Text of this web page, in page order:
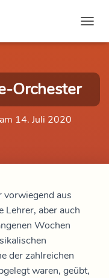
Orchester
am 14. Juli 2020
vorwiegend aus
Lehrer, aber auch
Wochen
der zahlreichen
waren, geübt,